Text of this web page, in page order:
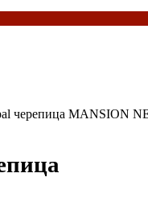
черепица MANSION